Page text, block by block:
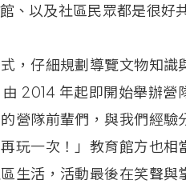
、以及社區民眾都是很好
，仔細規劃導覽文物知識
2014 年起即開始舉辦營
營隊前輩們，與我們經驗
玩一次！」教育館方也相
生活，活動最後在笑聲與